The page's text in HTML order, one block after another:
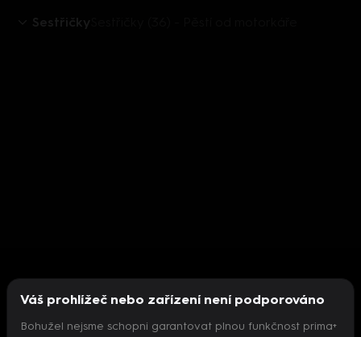
Sestřičky
Váš prohlížeč nebo zařízení není podporováno
Bohužel nejsme schopni garantovat plnou funkčnost prima+